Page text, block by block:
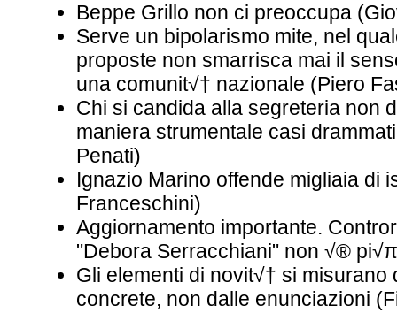
Beppe Grillo non ci preoccupa
Serve un bipolarismo mite, nel
proposte non smarrisca mai il
una comunit√† nazionale (Piero
Chi si candida alla segreteria non
maniera strumentale casi
Penati)
Ignazio Marino offende migliaia di
Franceschini)
Aggiornamento importante.
"Debora Serracchiani" non √®
Gli elementi di novit√† si misurano
concrete, non dalle enunciazioni